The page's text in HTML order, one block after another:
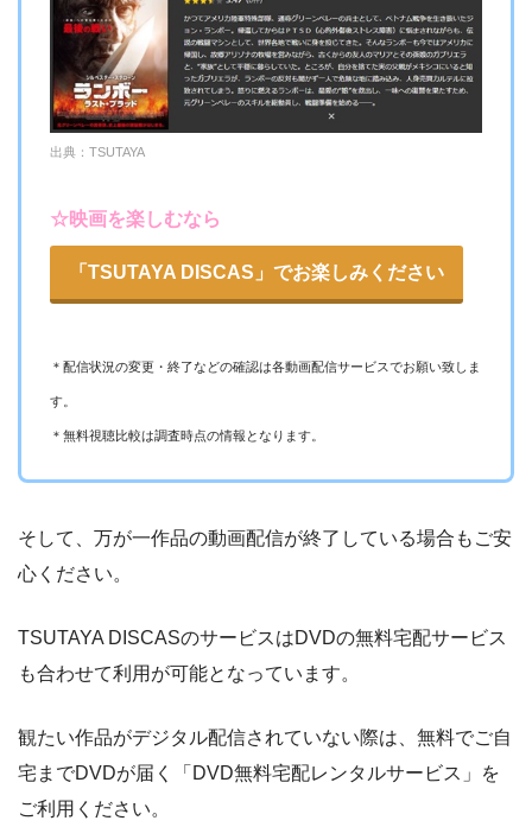
ネットもテレ東
ー ・視聴できません
FOD見逃し無料
ー ー ・視聴できません
ABCテレビ
ー
カンテレドーガ
ytv MyDo
MBS動画イズム
GYAO!
ー ー ・視聴できません
出典：TSUTAYA
☆映画を楽しむなら
「TSUTAYA DISCAS」でお楽しみください
＊配信状況の変更・終了などの確認は各動画配信サービスでお願い致しま
す。
＊無料視聴比較は調査時点の情報となります。
そして、万が一作品の動画配信が終了している場合もご安
心ください。
TSUTAYA DISCASのサービスはDVDの無料宅配サービス
も合わせて利用が可能となっています。
観たい作品がデジタル配信されていない際は、無料でご自
宅までDVDが届く「DVD無料宅配レンタルサービス」を
ご利用ください。